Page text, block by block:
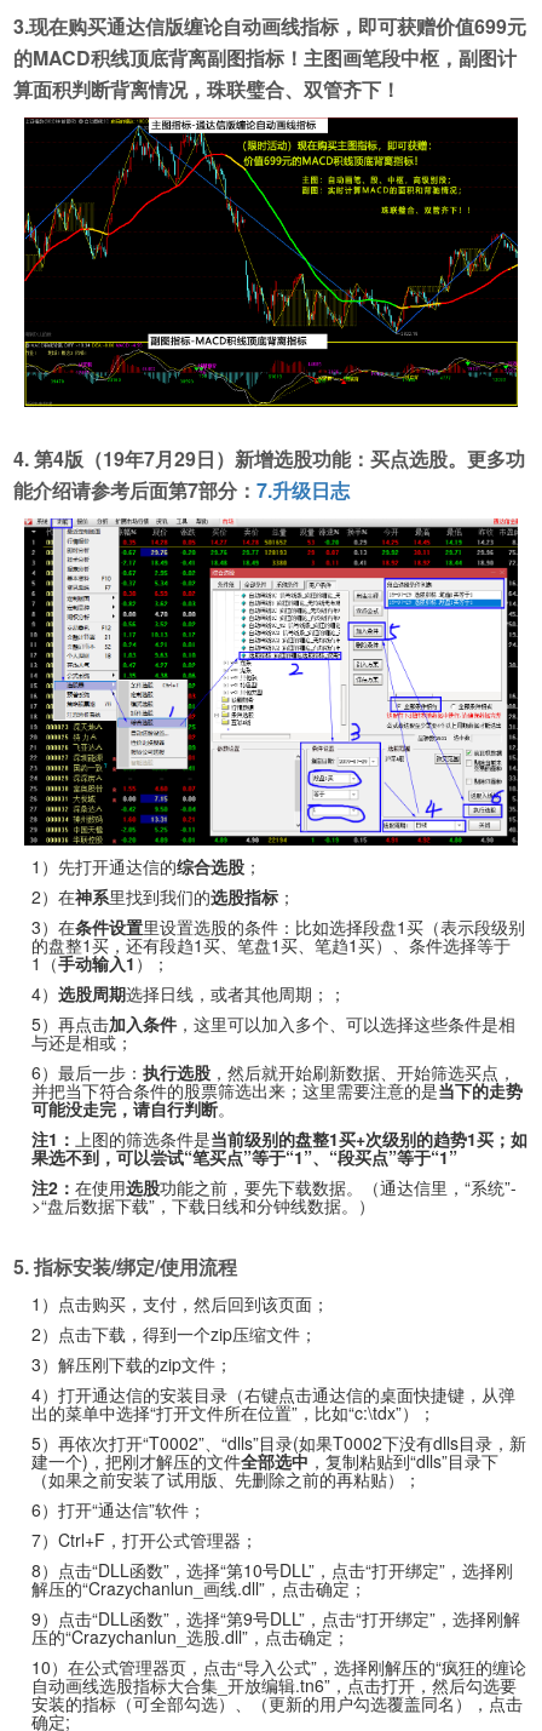
3.现在购买通达信版缠论自动画线指标，即可获赠价值699元
的MACD积线顶底背离副图指标！主图画笔段中枢，副图计
算面积判断背离情况，珠联璧合、双管齐下！
4. 第4版（19年7月29日）新增选股功能：买点选股。更多功
能介绍请参考后面第7部分：7.升级日志
1）先打开通达信的综合选股 ；
2）在神系里找到我们的选股指标 ；
3）在条件设置里设置选股的条件：比如选择段盘1买（表示段级别
的盘整1买，还有段趋1买、笔盘1买、笔趋1买）、条件选择等于
1（手动输入1）；
4）选股周期选择日线，或者其他周期；；
5）再点击加入条件 ，这里可以加入多个、可以选择这些条件是相
与还是相或；
6）最后一步：执行选股 ，然后就开始刷新数据、开始筛选买点，
并把当下符合条件的股票筛选出来；这里需要注意的是当下的走势
可能没走完，请自行判断。
注1： 上图的筛选条件是当前级别的盘整1买+次级别的趋势1买；如
果选不到，可以尝试“笔买点”等于“1”、“段买点”等于“1”
注2：在使用选股功能之前，要先下载数据。（通达信里，“系统”-
>“盘后数据下载”，下载日线和分钟线数据。）
5. 指标安装/绑定/使用流程
1）点击购买，支付，然后回到该页面；
2）点击下载，得到一个zip压缩文件；
3）解压刚下载的zip文件；
4）打开通达信的安装目录（右键点击通达信的桌面快捷键，从弹
出的菜单中选择“打开文件所在位置”，比如“c:\tdx”）；
5）再依次打开“T0002”、“dlls”目录(如果T0002下没有dlls目录，新
建一个)，把刚才解压的文件全部选中，复制粘贴到“dlls”目录下
（如果之前安装了试用版、先删除之前的再粘贴）；
6）打开“通达信”软件；
7）Ctrl+F，打开公式管理器；
8）点击“DLL函数”，选择“第10号DLL”，点击“打开绑定”，选择刚
解压的“Crazychanlun_画线.dll”，点击确定；
9）点击“DLL函数”，选择“第9号DLL”，点击“打开绑定”，选择刚解
压的“Crazychanlun_选股.dll”，点击确定；
10）在公式管理器页，点击“导入公式”，选择刚解压的“疯狂的缠论
自动画线选股指标大合集_开放编辑.tn6”，点击打开，然后勾选要
安装的指标（可全部勾选）、（更新的用户勾选覆盖同名），点击
确定;